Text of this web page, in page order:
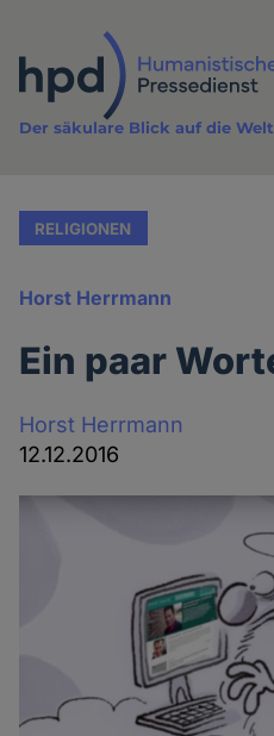
Inhalt
Der säkulare Blick auf die
RELIGIONEN
Horst Herrmann
Ein paar
Horst Herrmann
12.12.2016